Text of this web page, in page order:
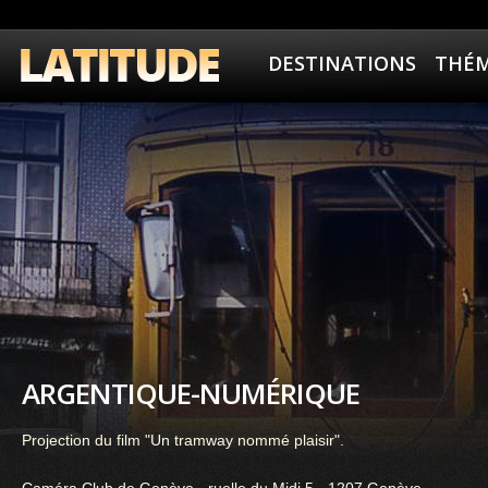
DESTINATIONS
ARGENTIQUE-NUMÉRIQUE
Projection du film "Un tramway nommé plaisir".